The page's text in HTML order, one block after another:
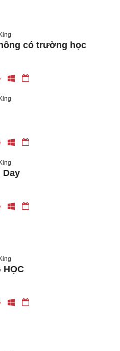
có trường học
Day
HỌC